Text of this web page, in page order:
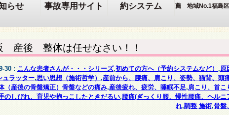
らせ
事故専用サイト
約システム
薦 地域No.1福島
産後 整体は任せなさい！！
30 : こんな患者さんが・・・シリーズ,初めての方へ（予約システムなど） ,原
ュラッター,思い思想（施術哲学） ,産前から、腰痛、肩こり、姿勢、猫背、頭
（産後の骨盤矯正）骨盤などの痛み,産後疲れ、疲労、睡眠不足,肩こり、首こ
のしびれ、育児や抱っこしたときだるい,腰痛(ぎっくり腰、慢性腰痛、ヘル
れ,調整 施術,骨盤